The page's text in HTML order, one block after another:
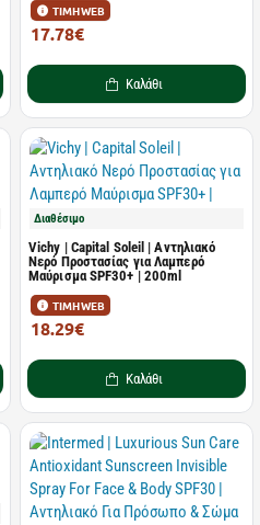
ΤΙΜΗ WEB
17.78€
Καλάθι
Διαθέσιμο
Vichy | Capital Soleil | Αντηλιακό
Νερό Προστασίας για Λαμπερό
Μαύρισμα SPF30+ | 200ml
ΤΙΜΗ WEB
18.29€
Καλάθι